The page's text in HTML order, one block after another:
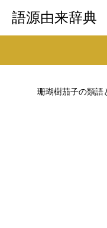
語源由来辞典
珊瑚樹茄子の類語